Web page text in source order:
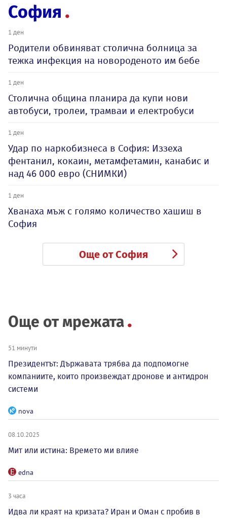
София
1 ден
Родители обвиняват столична болница за
тежка инфекция на новороденото им бебе
1 ден
Столична община планира да купи нови
автобуси, тролеи, трамваи и електробуси
1 ден
Удар по наркобизнеса в София: Иззеха
фентанил, кокаин, метамфетамин, канабис и
над 46 000 евро (СНИМКИ)
1 ден
Хванаха мъж с голямо количество хашиш в
София
Още от София
Още от мрежата
51 минути
Президентът: Държавата трябва да подпомогне
компаниите, които произвеждат дронове и антидрон
системи
nova
08.10.2025
Мит или истина: Времето ми влияе
edna
3 часа
Идва ли краят на кризата? Иран и Оман с пробив в